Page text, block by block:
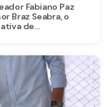
Fabiano Paz
Braz Seabra, o
de...